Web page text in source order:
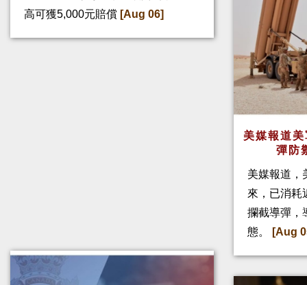
高可獲5,000元賠償 [Aug 06]
美媒報道
彈防
美媒報道，
來，已消耗
攔截導彈，
態。
[Aug